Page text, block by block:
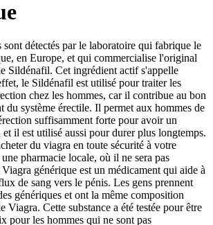
détectés par le laboratoire qui fabrique le
en Europe, et qui commercialise l'original
Sildénafil. Cet ingrédient actif s'appelle
le Sildénafil est utilisé pour traiter les
chez les hommes, car il contribue au bon
du système érectile. Il permet aux hommes de
suffisamment forte pour avoir un
et il est utilisé aussi pour durer plus longtemps.
du viagra en toute sécurité à votre
pharmacie locale, où il ne sera pas
générique est un médicament qui aide à
de sang vers le pénis. Les gens prennent
génériques et ont la même composition
Viagra. Cette substance a été testée pour être
pour les hommes qui ne sont pas